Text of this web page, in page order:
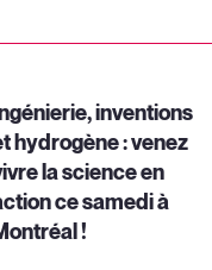
inventions
hydrogène : venez
la science en
ce samedi à
!